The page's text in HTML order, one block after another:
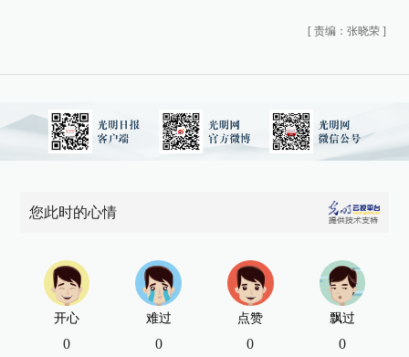
[ 责编：张晓荣 ]
您此时的心情
开心
0
难过
0
点赞
0
飘过
0